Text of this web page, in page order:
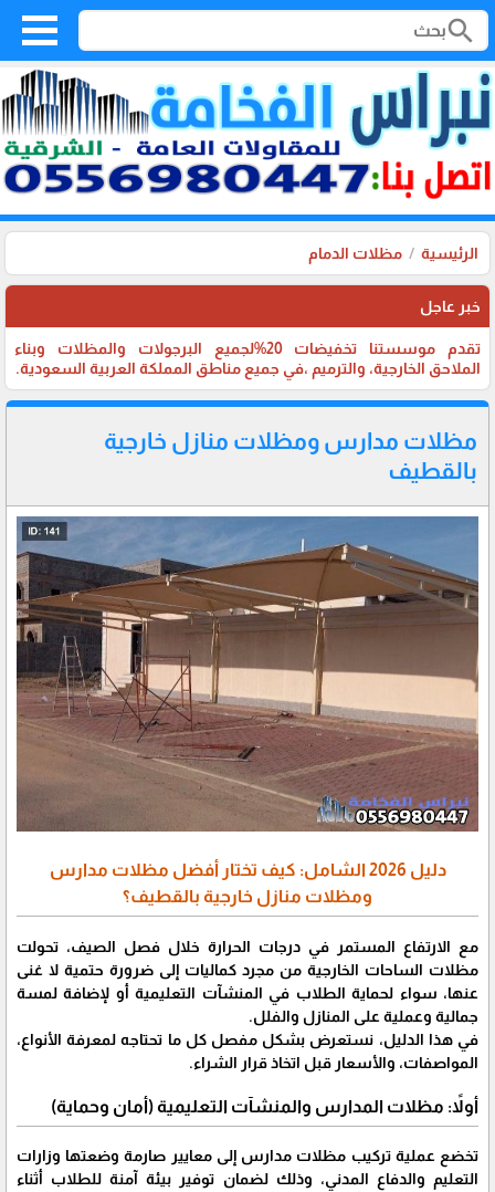
search
الرئيسية مظلات الدمام
خبر عاجل
تقدم موسستنا تخفيضات 20%لجميع البرجولات والمظلات وبناء
الملاحق الخارجية، والترميم ،في جميع مناطق المملكة العربية السعودية.
مظلات مدارس ومظلات منازل خارجية
بالقطيف
دليل 2026 الشامل: كيف تختار أفضل مظلات مدارس
ومظلات منازل خارجية بالقطيف؟
​مع الارتفاع المستمر في درجات الحرارة خلال فصل الصيف، تحولت
مظلات الساحات الخارجية من مجرد كماليات إلى ضرورة حتمية لا غنى
عنها، سواء لحماية الطلاب في المنشآت التعليمية أو لإضافة لمسة
جمالية وعملية على المنازل والفلل.
​في هذا الدليل، نستعرض بشكل مفصل كل ما تحتاجه لمعرفة الأنواع،
المواصفات، والأسعار قبل اتخاذ قرار الشراء.
​أولاً: مظلات المدارس والمنشآت التعليمية (أمان وحماية)
​تخضع عملية تركيب مظلات مدارس إلى معايير صارمة وضعتها وزارات
التعليم والدفاع المدني، وذلك لضمان توفير بيئة آمنة للطلاب أثناء